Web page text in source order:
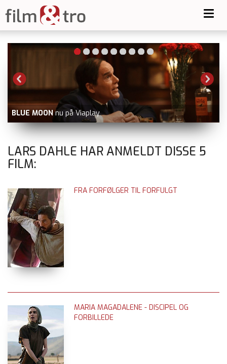
BLUE MOON nu på Viaplay
LARS DAHLE HAR ANMELDT DISSE 5
FILM:
FRA FORFØLGER TIL FORFULGT
MARIA MAGADALENE - DISCIPEL OG
FORBILLEDE